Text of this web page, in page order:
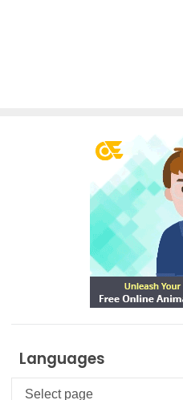
Languages
Languages